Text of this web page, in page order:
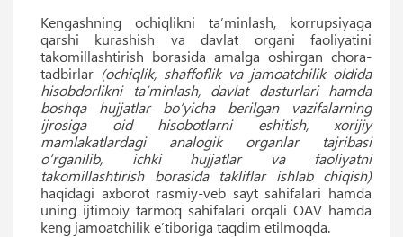
Kengashning ochiqlikni taʼminlash, korrupsiyaga
qarshi kurashish va davlat organi faoliyatini
takomillashtirish borasida amalga oshirgan chora-
tadbirlar (ochiqlik, shaffoflik va jamoatchilik oldida
hisobdorlikni taʼminlash, davlat dasturlari hamda
boshqa hujjatlar bo‘yicha berilgan vazifalarning
ijrosiga oid hisobotlarni eshitish, xorijiy
mamlakatlardagi analogik organlar tajribasi
o‘rganilib, ichki hujjatlar va faoliyatni
takomillashtirish borasida takliflar ishlab chiqish)
haqidagi axborot rasmiy-veb sayt sahifalari hamda
uning ijtimoiy tarmoq sahifalari orqali OAV hamda
keng jamoatchilik eʼtiboriga taqdim etilmoqda.